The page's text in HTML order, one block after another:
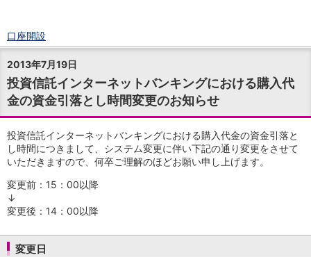
口座開設
ログイン
チャット
メニュー
商品・サービス
預金
円預金TOP
普通預金
定期預金
積立式定期預金
外貨預金
外貨普通預金
外貨普通預金積立
資産運用
2013年7月19日
投資信託インターネットバンキングにおける購入代
金の資金引落とし時間変更のお知らせ
投資信託インターネットバンキングにおける購入代金の資金引落と
し時間につきまして、システム変更に伴い下記の通り変更をさせて
いただきますので、何卒ご理解のほどお願い申し上げます。
変更前：15：00以降
↓
変更後：14：00以降
変更日